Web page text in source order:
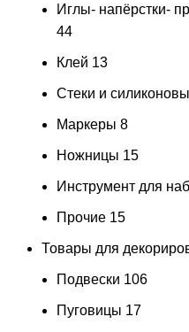
Иглы- напёрстки-
44
Клей 13
Стеки и
Маркеры 8
Ножницы 15
Инструмент для
Прочие 15
Товары для
Подвески 106
Пуговицы 17